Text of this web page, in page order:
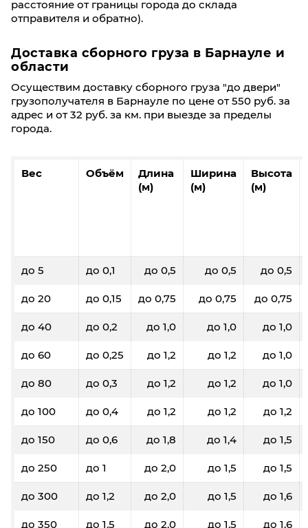
расстояние от границы города до склада
отправителя и обратно).
Доставка сборного груза в Барнауле и
области
Осуществим доставку сборного груза "до двери"
грузополучателя в Барнауле по цене от 550 руб. за
адрес и от 32 руб. за км. при выезде за пределы
города.
Вес Объём
Длина
(м)
Ширина
(м)
Высота
(м)
до 5 до 0,1 до 0,5 до 0,5 до 0,5
до 20 до 0,15 до 0,75 до 0,75 до 0,75
до 40 до 0,2 до 1,0 до 1,0 до 1,0
до 60 до 0,25 до 1,2 до 1,2 до 1,0
до 80 до 0,3 до 1,2 до 1,2 до 1,0
до 100 до 0,4 до 1,2 до 1,2 до 1,2
до 150 до 0,6 до 1,8 до 1,4 до 1,5
до 250 до 1 до 2,0 до 1,5 до 1,5
до 300 до 1,2 до 2,0 до 1,5 до 1,6
до 350 до 1,5 до 2,0 до 1,5 до 1,6